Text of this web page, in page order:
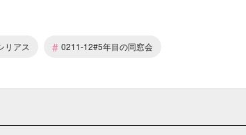
リアス # 0211-12#5年目の同窓会